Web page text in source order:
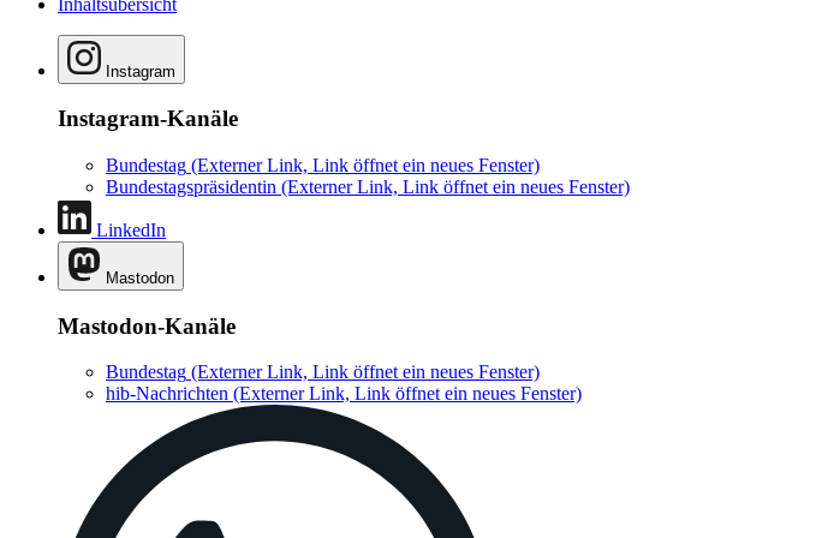
Instagram
Instagram-Kanäle
Bundestag (Externer Link, Link öffnet ein neues Fenster)
Bundestagspräsidentin (Externer Link, Link öffnet ein neues Fenster)
LinkedIn
Mastodon
Mastodon-Kanäle
Bundestag (Externer Link, Link öffnet ein neues Fenster)
hib-Nachrichten (Externer Link, Link öffnet ein neues Fenster)